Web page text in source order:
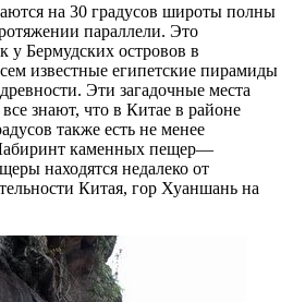
на 30 градусов широты полны
параллели. Это
у Бермудских островов в
известные египетские пирамиды
Эти загадочные места
знают, что в Китае в районе
также есть не менее
каменных пещер—
находятся недалеко от
Китая, гор Хуаншань на